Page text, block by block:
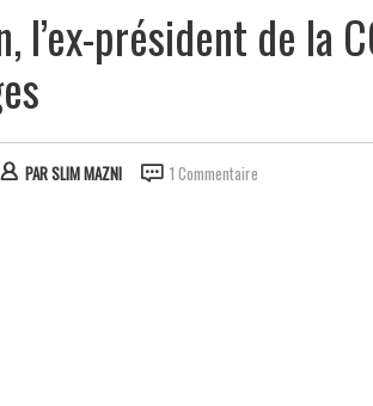
l’ex-président de la
PARSLIM MAZNI 1 Commentaire